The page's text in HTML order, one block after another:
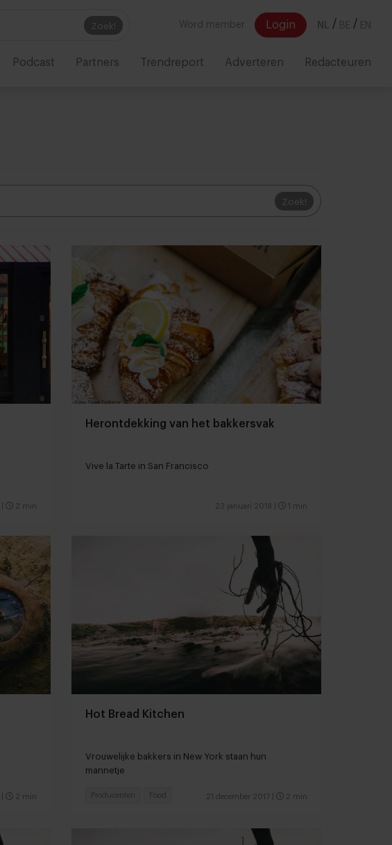
Zoek! Word member Login NL / BE / EN
Podcast Partners Trendreport Adverteren Redacteuren
Zoek!
2 min
Herontdekking van het bakkersvak
Vive la Tarte in San Francisco
23 januari 2018 1 min
2 min
Hot Bread Kitchen
Vrouwelijke bakkers in New York staan hun
mannetje
21 december 2017 2 min
Producenten Food